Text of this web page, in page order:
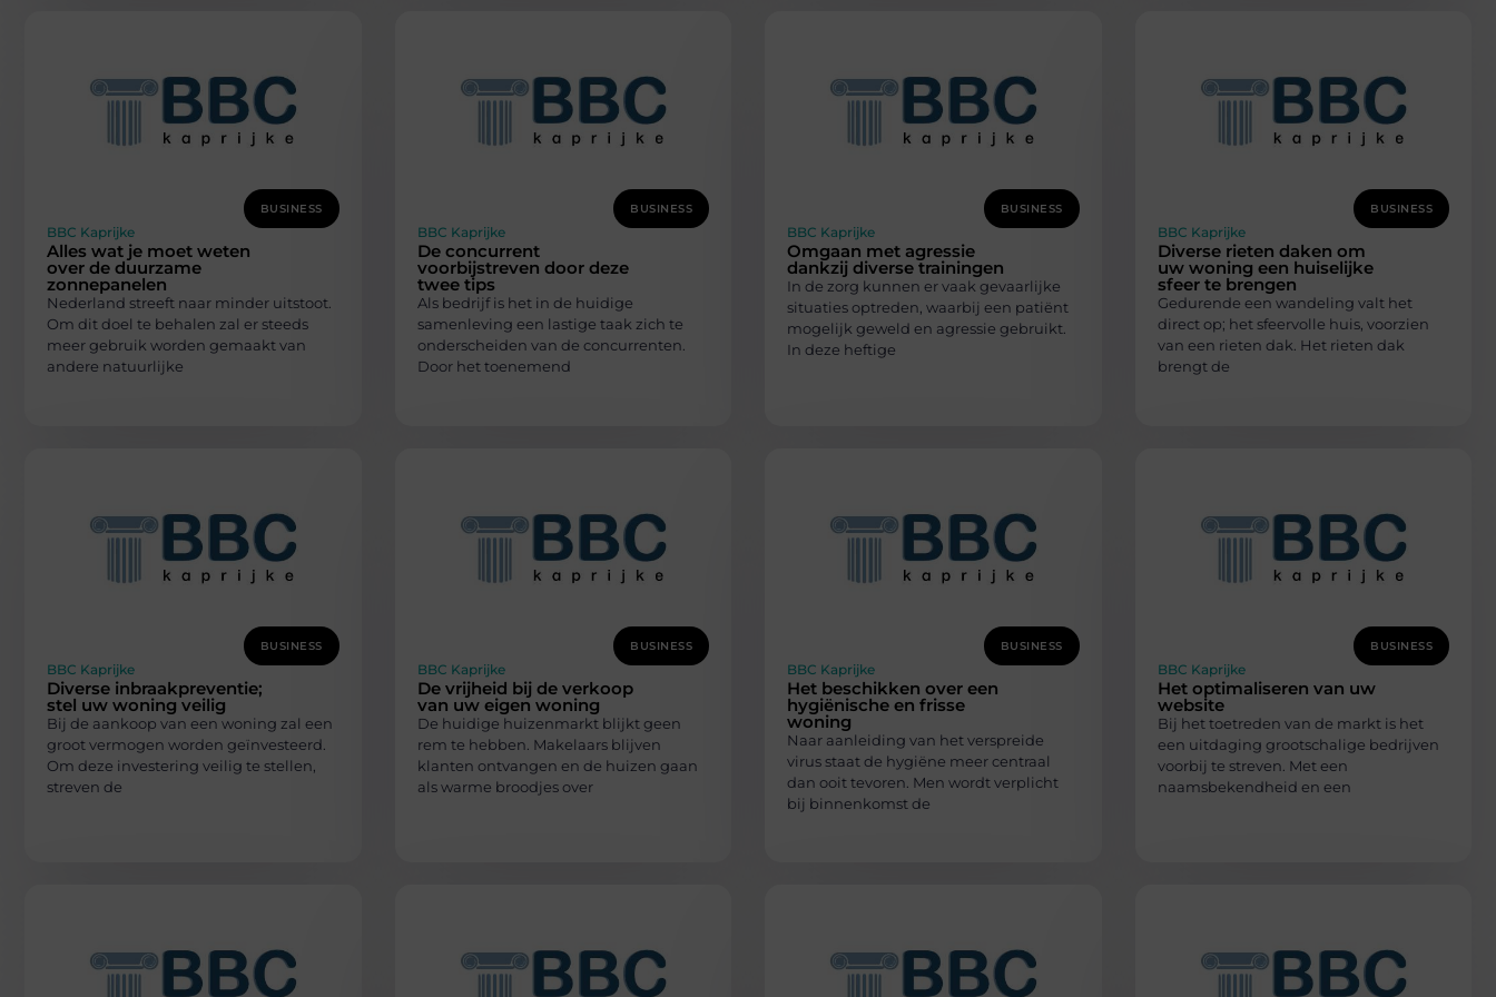
BUSINESS
BBC Kaprijke
Alles wat je moet weten
over de duurzame
zonnepanelen
Nederland streeft naar minder uitstoot.
Om dit doel te behalen zal er steeds
meer gebruik worden gemaakt van
andere natuurlijke
BUSINESS
BBC Kaprijke
De concurrent
voorbijstreven door deze
twee tips
Als bedrijf is het in de huidige
samenleving een lastige taak zich te
onderscheiden van de concurrenten.
Door het toenemend
BUSINESS
BBC Kaprijke
Omgaan met agressie
dankzij diverse trainingen
In de zorg kunnen er vaak gevaarlijke
situaties optreden, waarbij een patiënt
mogelijk geweld en agressie gebruikt.
In deze heftige
BUSINESS
BBC Kaprijke
Diverse rieten daken om
uw woning een huiselijke
sfeer te brengen
Gedurende een wandeling valt het
direct op; het sfeervolle huis, voorzien
van een rieten dak. Het rieten dak
brengt de
BUSINESS
BBC Kaprijke
Diverse inbraakpreventie;
stel uw woning veilig
Bij de aankoop van een woning zal een
groot vermogen worden geïnvesteerd.
Om deze investering veilig te stellen,
streven de
BUSINESS
BBC Kaprijke
De vrijheid bij de verkoop
van uw eigen woning
De huidige huizenmarkt blijkt geen
rem te hebben. Makelaars blijven
klanten ontvangen en de huizen gaan
als warme broodjes over
BUSINESS
BBC Kaprijke
Het beschikken over een
hygiënische en frisse
woning
Naar aanleiding van het verspreide
virus staat de hygiëne meer centraal
dan ooit tevoren. Men wordt verplicht
bij binnenkomst de
BUSINESS
BBC Kaprijke
Het optimaliseren van uw
website
Bij het toetreden van de markt is het
een uitdaging grootschalige bedrijven
voorbij te streven. Met een
naamsbekendheid en een